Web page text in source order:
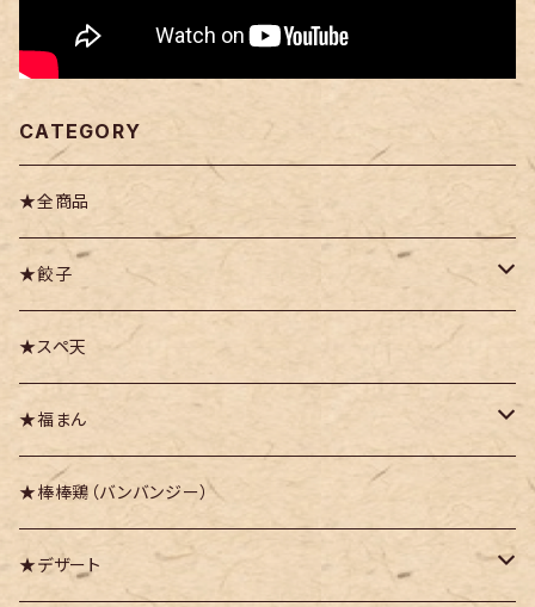
CATEGORY
★全商品
★餃子
・豚かしら肉の御園餃子
・九頭竜まいたけ餃子
・越前甘えび餃子
・越前紅ズワイガニ餃子
★スペ天
★福まん
・福まん（豚まん）
・福まんりっち
★棒棒鶏（バンバンジー）
★デザート